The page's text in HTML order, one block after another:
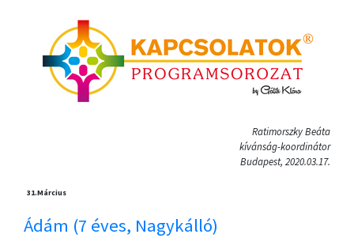
Ratimorszky Beáta
kívánság-koordinátor
Budapest, 2020.03.17.
31.Március
Ádám (7 éves, Nagykálló)